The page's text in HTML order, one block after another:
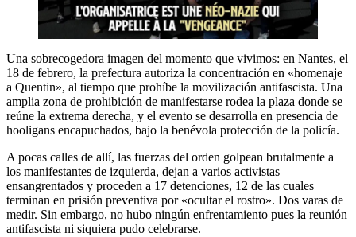
Una sobrecogedora imagen del momento que vivimos: en Nantes, el
18 de febrero, la prefectura autoriza la concentración en «homenaje
a Quentin», al tiempo que prohíbe la movilización antifascista. Una
amplia zona de prohibición de manifestarse rodea la plaza donde se
reúne la extrema derecha, y el evento se desarrolla en presencia de
hooligans encapuchados, bajo la benévola protección de la policía.
A pocas calles de allí, las fuerzas del orden golpean brutalmente a
los manifestantes de izquierda, dejan a varios activistas
ensangrentados y proceden a 17 detenciones, 12 de las cuales
terminan en prisión preventiva por «ocultar el rostro». Dos varas de
medir. Sin embargo, no hubo ningún enfrentamiento pues la reunión
antifascista ni siquiera pudo celebrarse.